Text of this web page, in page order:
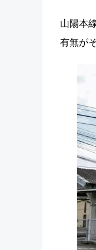
山陽本
有無が